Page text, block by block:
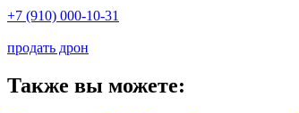
+7 (910) 000-10-31
продать дрон
Также вы можете: